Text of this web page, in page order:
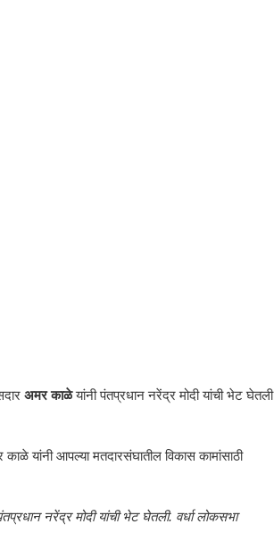
अमर काळेयांनी पंतप्रधान नरेंद्र मोदी यांची भेट घेतली
यांनी आपल्या मतदारसंघातील विकास कामांसाठी
नरेंद्र मोदी यांची भेट घेतली. वर्धा लोकसभा